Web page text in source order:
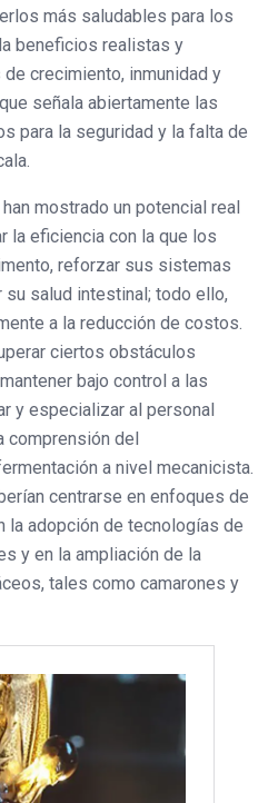
más saludables para los
beneficios realistas y
crecimiento, inmunidad y
señala abiertamente las
para la seguridad y la falta de
mostrado un potencial real
la eficiencia con la que los
reforzar sus sistemas
salud intestinal; todo ello,
a la reducción de costos.
ciertos obstáculos
bajo control a las
y especializar al personal
comprensión del
a nivel mecanicista.
centrarse en enfoques de
la adopción de tecnologías de
y en la ampliación de la
tales como camarones y